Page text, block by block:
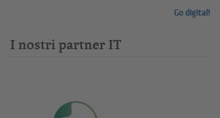
Go digital!
I nostri partner IT